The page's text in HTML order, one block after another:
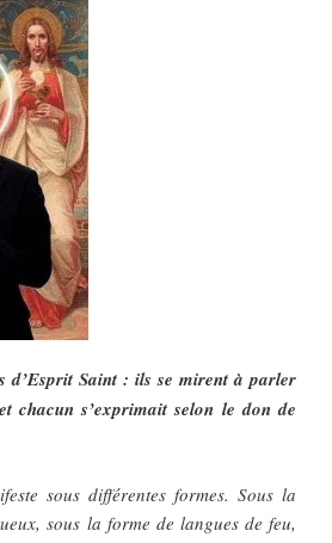
Saint : ils se mirent à parler
chacun s’exprimait selon le don de
sous différentes formes. Sous la
sous la forme de langues de feu,